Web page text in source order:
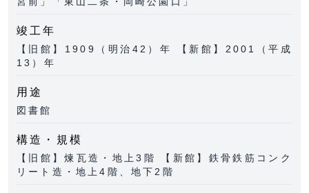
竣工年
【旧館】1909（明治42）年 【新館】2001（平成
13）年
用途
図書館
構造・規模
【旧館】煉瓦造・地上3階 【新館】鉄骨鉄筋コンク
リート造・地上4階、地下2階